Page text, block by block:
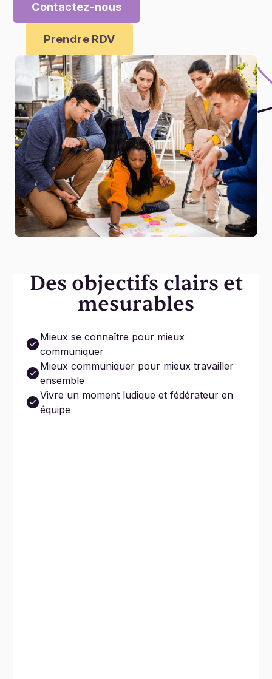
Contactez-nous
Prendre RDV
Des objectifs clairs et
mesurables
Mieux se connaître pour mieux
communiquer
Mieux communiquer pour mieux travailler
ensemble
Vivre un moment ludique et fédérateur en
équipe